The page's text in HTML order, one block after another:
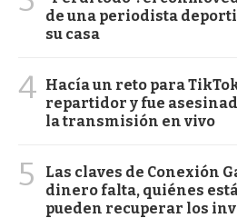
de una periodista
su casa
4 Hacía un reto para
repartidor y fue
la transmisión en vivo
5
Las claves de Conexión
dinero falta, quiénes
pueden recuperar los